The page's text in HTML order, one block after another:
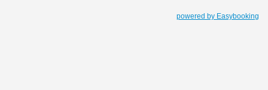
powered by Easybooking